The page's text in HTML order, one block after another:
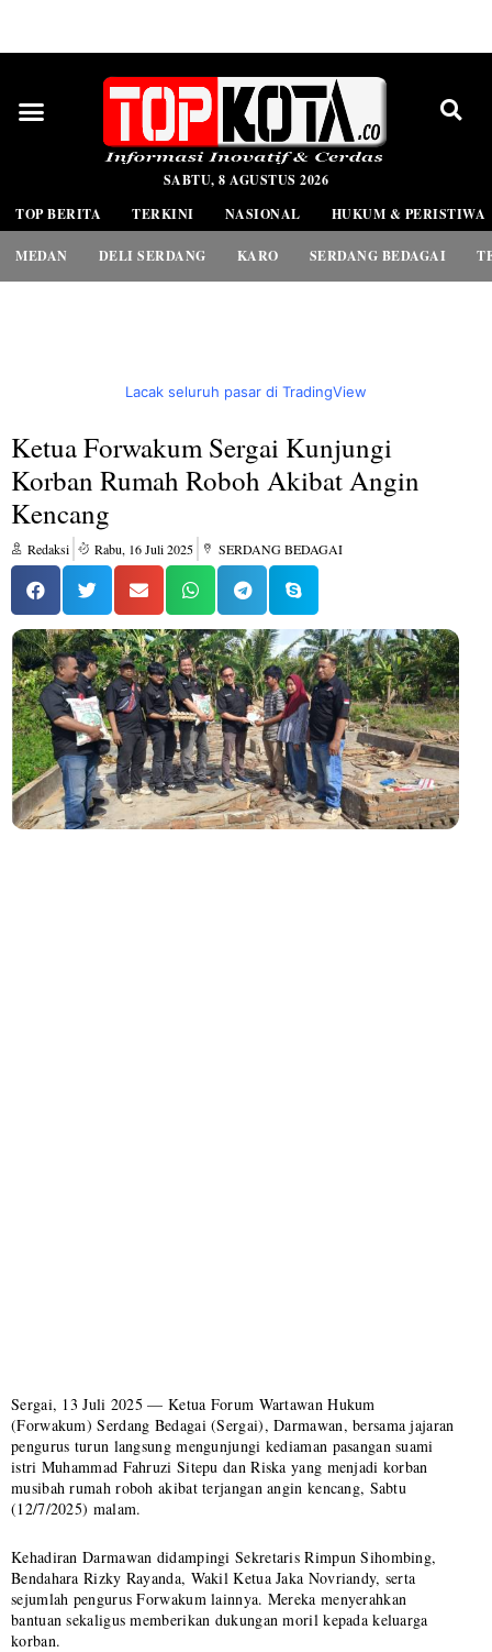
SABTU, 8 AGUSTUS 2026
TOP BERITA
TERKINI NASIONAL HUKUM & PERISTIWA
MEDAN DELI SERDANG KARO SERDANG BEDAGAI
Lacak seluruh pasar di TradingView
Ketua Forwakum Sergai Kunjungi
Korban Rumah Roboh Akibat Angin
Kencang
Redaksi Rabu, 16 Juli 2025 SERDANG BEDAGAI
Sergai, 13 Juli 2025 — Ketua Forum Wartawan Hukum
(Forwakum) Serdang Bedagai (Sergai), Darmawan, bersama jajaran
pengurus turun langsung mengunjungi kediaman pasangan suami
istri Muhammad Fahruzi Sitepu dan Riska yang menjadi korban
musibah rumah roboh akibat terjangan angin kencang, Sabtu
(12/7/2025) malam.
Kehadiran Darmawan didampingi Sekretaris Rimpun Sihombing,
Bendahara Rizky Rayanda, Wakil Ketua Jaka Novriandy, serta
sejumlah pengurus Forwakum lainnya. Mereka menyerahkan
bantuan sekaligus memberikan dukungan moril kepada keluarga
korban.